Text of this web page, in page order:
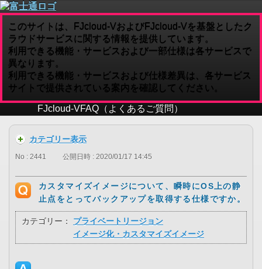
このサイトは、FJcloud-VおよびFJcloud-Vを基盤としたク
ラウドサービスに関する情報を提供しています。
利用できる機能・サービスおよび一部仕様は各サービスで
異なります。
利用できる機能・サービスおよび仕様差異は、各サービス
サイトで提供されている案内を確認してください。
FJcloud-VFAQ（よくあるご質問）
カテゴリー表示
No : 2441 公開日時 : 2020/01/17 14:45
カスタマイズイメージについて、瞬時にOS上の静
止点をとってバックアップを取得する仕様ですか。
カテゴリー：
プライベートリージョン
イメージ化・カスタマイズイメージ